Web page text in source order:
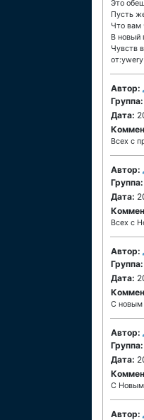
Это
Пусть
Что вам
В новый
Чувств
от:ywery
Автор:
Группа:
Дата:
Всех с
Автор:
Группа:
Дата:
Всех с
Автор:
Группа:
Дата:
С новым
Автор:
Группа:
Дата:
С Новым
Автор: